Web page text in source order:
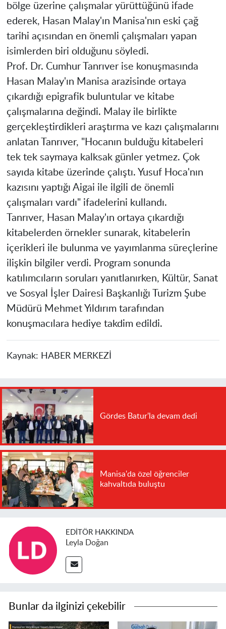
bölge üzerine çalışmalar yürüttüğünü ifade
ederek, Hasan Malay'ın Manisa'nın eski çağ
tarihi açısından en önemli çalışmaları yapan
isimlerden biri olduğunu söyledi.
Prof. Dr. Cumhur Tanrıver ise konuşmasında
Hasan Malay'ın Manisa arazisinde ortaya
çıkardığı epigrafik buluntular ve kitabe
çalışmalarına değindi. Malay ile birlikte
gerçekleştirdikleri araştırma ve kazı çalışmalarını
anlatan Tanrıver, "Hocanın bulduğu kitabeleri
tek tek saymaya kalksak günler yetmez. Çok
sayıda kitabe üzerinde çalıştı. Yusuf Hoca'nın
kazısını yaptığı Aigai ile ilgili de önemli
çalışmaları vardı" ifadelerini kullandı.
Tanrıver, Hasan Malay'ın ortaya çıkardığı
kitabelerden örnekler sunarak, kitabelerin
içerikleri ile bulunma ve yayımlanma süreçlerine
ilişkin bilgiler verdi. Program sonunda
katılımcıların soruları yanıtlanırken, Kültür, Sanat
ve Sosyal İşler Dairesi Başkanlığı Turizm Şube
Müdürü Mehmet Yıldırım tarafından
konuşmacılara hediye takdim edildi.
Kaynak: HABER MERKEZİ
Gördes Batur'la devam dedi
Manisa'da özel öğrenciler
kahvaltıda buluştu
EDITÖR HAKKINDA
Leyla Doğan
Bunlar da ilginizi çekebilir